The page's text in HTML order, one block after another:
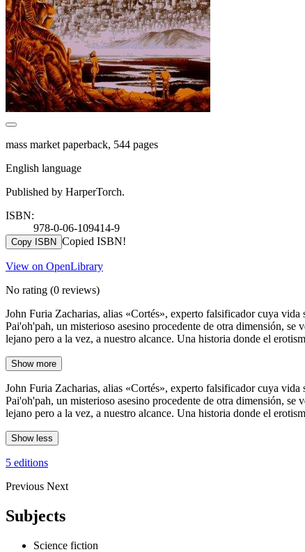
mass market paperback, 544 pages
English language
Published by HarperTorch.
ISBN:
978-0-06-109414-9
Copy ISBN Copied ISBN!
View on OpenLibrary
No rating (0 reviews)
John Furia Zacharias, alias «Cortés», experto falsificador cuya
Pai'oh'pah, un misterioso asesino procedente de otra dimensión,
lejano pero a la vez, a nuestro alcance. Una historia donde el
Show more
John Furia Zacharias, alias «Cortés», experto falsificador cuya
Pai'oh'pah, un misterioso asesino procedente de otra dimensión,
lejano pero a la vez, a nuestro alcance. Una historia donde el
Show less
5 editions
Previous Next
Subjects
Science fiction